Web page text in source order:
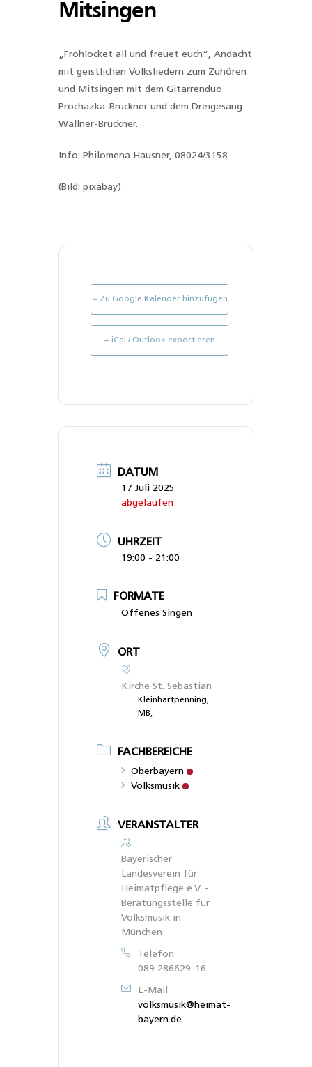
Mitsingen
„Frohlocket all und freuet euch“, Andacht
mit geistlichen Volksliedern zum Zuhören
und Mitsingen mit dem Gitarrenduo
Prochazka-Bruckner und dem Dreigesang
Wallner-Bruckner.
Info: Philomena Hausner, 08024/3158
(Bild: pixabay)
+ Zu Google Kalender hinzufügen
+ iCal / Outlook exportieren
DATUM
17 Juli 2025
abgelaufen
UHRZEIT
19:00 - 21:00
FORMATE
Offenes Singen
ORT
Kirche St. Sebastian
Kleinhartpenning,
MB,
FACHBEREICHE
Oberbayern
Volksmusik
VERANSTALTER
Bayerischer
Landesverein für
Heimatpflege e.V. -
Beratungsstelle für
Volksmusik in
München
Telefon
089 286629-16
E-Mail
volksmusik@heimat-
bayern.de